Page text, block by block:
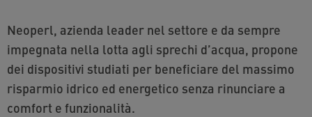
Neoperl, azienda leader nel settore e da sempre
impegnata nella lotta agli sprechi d’acqua, propone
dei dispositivi studiati per beneficiare del massimo
risparmio idrico ed energetico senza rinunciare a
comfort e funzionalità.